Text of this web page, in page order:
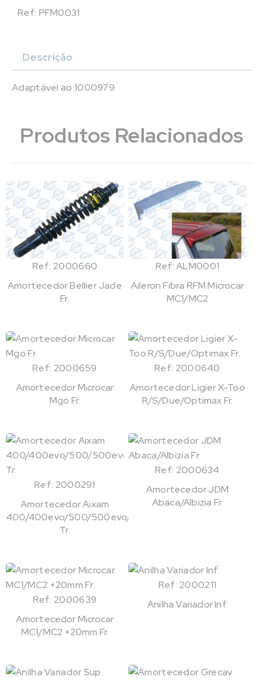
Ref: PFM0031
Descrição
Adaptável ao 1000979
Produtos Relacionados
Ref: 2000660
Amortecedor Bellier Jade
Fr.
Ref: ALM0001
Aileron Fibra RFM Microcar
MC1/MC2
Ref: 2000659
Amortecedor Microcar
Mgo Fr.
Ref: 2000640
Amortecedor Ligier X-Too
R/S/Due/Optimax Fr.
Ref: 2000291
Amortecedor Aixam
400/400evo/500/500evo/721
Tr.
Ref: 2000634
Amortecedor JDM
Abaca/Albizia Fr.
Ref: 2000639
Amortecedor Microcar
MC1/MC2 +20mm Fr.
Ref: 2000211
Anilha Variador Inf.